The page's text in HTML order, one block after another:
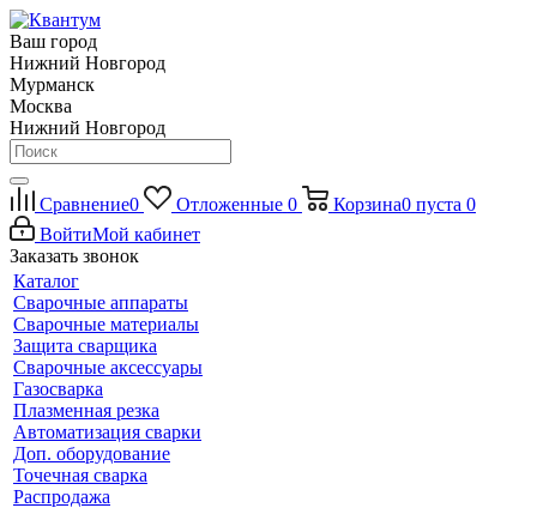
Ваш город
Нижний Новгород
Мурманск
Москва
Нижний Новгород
Сравнение0 Отложенные 0 Корзина0 пуста 0
ВойтиМой кабинет
Заказать звонок
Каталог
Сварочные аппараты
Сварочные материалы
Защита сварщика
Сварочные аксессуары
Газосварка
Плазменная резка
Автоматизация сварки
Доп. оборудование
Точечная сварка
Распродажа